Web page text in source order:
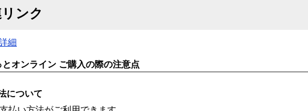
ンク
細
とオンライン ご購入の際の注意点
について